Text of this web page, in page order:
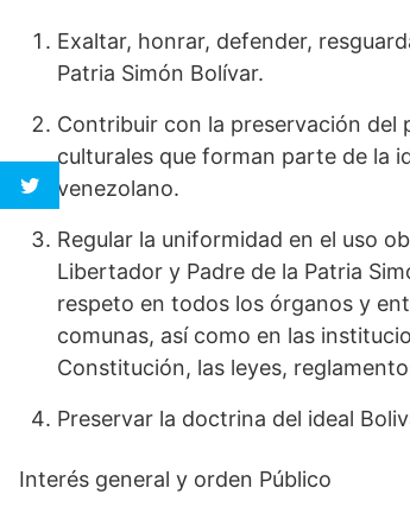
Exaltar, honrar, defender,
Patria Simón Bolívar.
Contribuir con la preservación del
culturales que forman parte de la
venezolano.
Regular la uniformidad en el uso
Libertador y Padre de la Patria
respeto en todos los órganos y
comunas, así como en las
Constitución, las leyes,
Preservar la doctrina del ideal
Interés general y orden Público